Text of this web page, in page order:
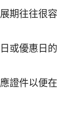
期往往很容
或優惠日的
證件以便在